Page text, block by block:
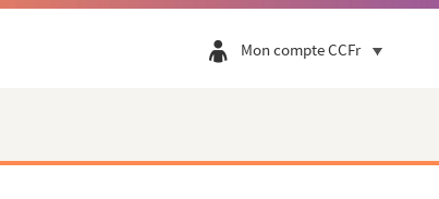
Mon compte CCFr